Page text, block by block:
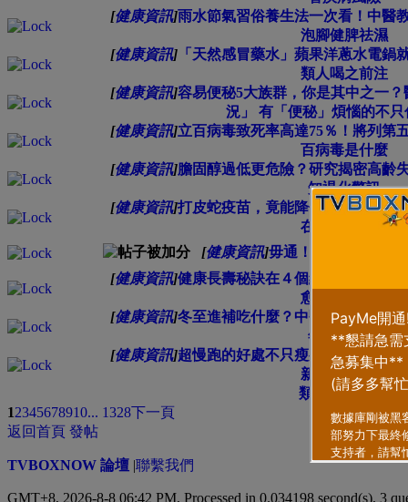
[健康資訊]雨水節氣習俗養生法一次看！中醫
泡腳健脾祛濕
[健康資訊]「天然感冒藥水」蘋果洋蔥水電鍋
類人喝之前注
[健康資訊]容易便秘5大族群，你是其中之一
況」 有「便秘」煩惱的不只
[健康資訊]立百病毒致死率高達75％！將列第
百病毒是什麼
[健康資訊]膽固醇過低更危險？研究揭密高齡
知退化警訊
[健康資訊]打皮蛇疫苗，竟能降低失智症罹患
在女性更顯著
[健康資訊]毋通！1顆釋迦280大
[健康資訊]健康長壽秘訣在４個練習！預防「
愈早開始愈好
[健康資訊]冬至進補吃什麼？中醫推「漢方熬
年健康打底
[健康資訊]超慢跑的好處不只瘦身！醫曝：改
新手常見錯誤
類型
排序方式
12345678910... 1328下一頁
返回首頁 發帖
TVBOXNOW 論壇 |聯繫我們
GMT+8, 2026-8-8 06:42 PM, Processed in 0.034198 second(s), 3